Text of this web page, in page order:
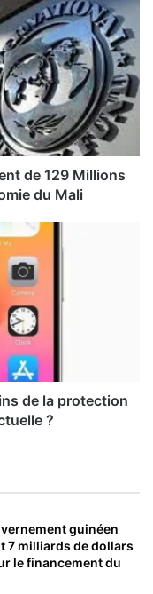
de 129 Millions
du Mali
de la protection
?
guinéen
7 milliards de dollars
le financement du